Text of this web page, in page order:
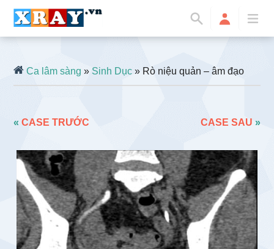
Ca lâm sàng »Sinh Dục » Rò niệu quản – âm đạo
«CASE TRƯỚC CASE SAU »